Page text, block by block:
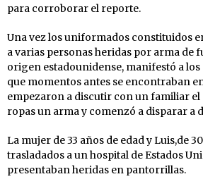
para corroborar el reporte.
Una vez los uniformados constituidos
a varias personas heridas por arma de
origen estadounidense, manifestó a
que momentos antes se encontraban
empezaron a discutir con un familiar el
ropas un arma y comenzó a disparar a
La mujer de 33 años de edad y Luis,de
trasladados a un hospital de Estados
presentaban heridas en pantorrillas.